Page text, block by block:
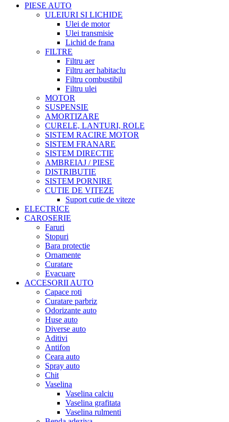
PIESE AUTO
ULEIURI SI LICHIDE
Ulei de motor
Ulei transmisie
Lichid de frana
FILTRE
Filtru aer
Filtru aer habitaclu
Filtru combustibil
Filtru ulei
MOTOR
SUSPENSIE
AMORTIZARE
CURELE, LANTURI, ROLE
SISTEM RACIRE MOTOR
SISTEM FRANARE
SISTEM DIRECTIE
AMBREIAJ / PIESE
DISTRIBUTIE
SISTEM PORNIRE
CUTIE DE VITEZE
Suport cutie de viteze
ELECTRICE
CAROSERIE
Faruri
Stopuri
Bara protectie
Ornamente
Curatare
Evacuare
ACCESORII AUTO
Capace roti
Curatare parbriz
Odorizante auto
Huse auto
Diverse auto
Aditivi
Antifon
Ceara auto
Spray auto
Chit
Vaselina
Vaselina calciu
Vaselina grafitata
Vaselina rulmenti